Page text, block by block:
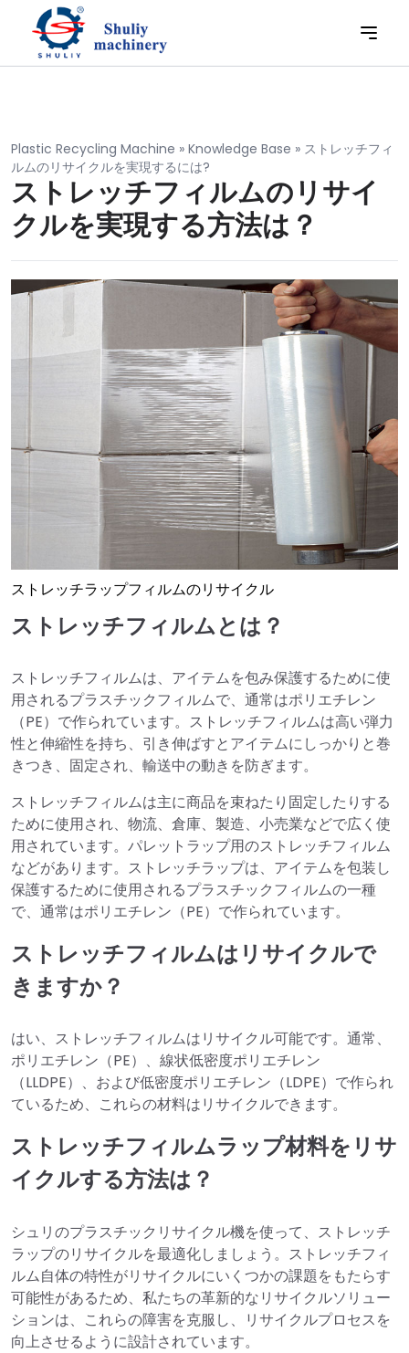
Plastic Recycling Machine » Knowledge Base » ストレッチフィ
ルムのリサイクルを実現するには?
ストレッチフィルムのリサイ
クルを実現する方法は？
ストレッチラップフィルムのリサイクル
ストレッチフィルムとは？
ストレッチフィルムは、アイテムを包み保護するために使
用されるプラスチックフィルムで、通常はポリエチレン
（PE）で作られています。ストレッチフィルムは高い弾力
性と伸縮性を持ち、引き伸ばすとアイテムにしっかりと巻
きつき、固定され、輸送中の動きを防ぎます。
ストレッチフィルムは主に商品を束ねたり固定したりする
ために使用され、物流、倉庫、製造、小売業などで広く使
用されています。パレットラップ用のストレッチフィルム
などがあります。ストレッチラップは、アイテムを包装し
保護するために使用されるプラスチックフィルムの一種
で、通常はポリエチレン（PE）で作られています。
ストレッチフィルムはリサイクルで
きますか？
はい、ストレッチフィルムはリサイクル可能です。通常、
ポリエチレン（PE）、線状低密度ポリエチレン
（LLDPE）、および低密度ポリエチレン（LDPE）で作られ
ているため、これらの材料はリサイクルできます。
ストレッチフィルムラップ材料をリサ
イクルする方法は？
シュリのプラスチックリサイクル機を使って、ストレッチ
ラップのリサイクルを最適化しましょう。ストレッチフィ
ルム自体の特性がリサイクルにいくつかの課題をもたらす
可能性があるため、私たちの革新的なリサイクルソリュー
ションは、これらの障害を克服し、リサイクルプロセスを
向上させるように設計されています。